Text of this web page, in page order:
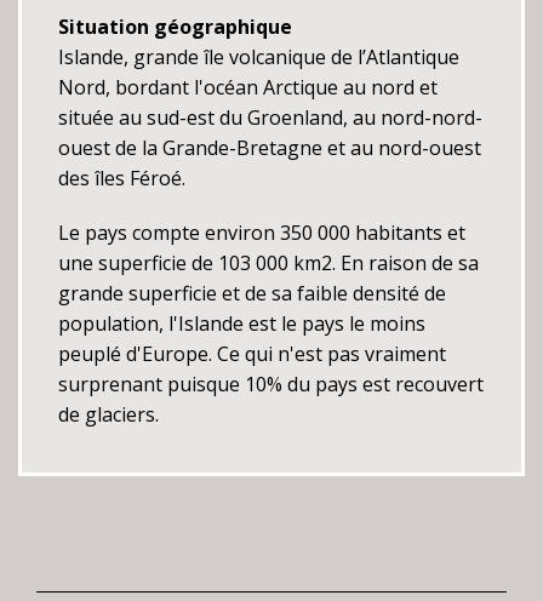
Situation géographique
Islande, grande île volcanique de l’Atlantique
Nord, bordant l'océan Arctique au nord et
située au sud-est du Groenland, au nord-nord-
ouest de la Grande-Bretagne et au nord-ouest
des îles Féroé.
Le pays compte environ 350 000 habitants et
une superficie de 103 000 km2. En raison de sa
grande superficie et de sa faible densité de
population, l'Islande est le pays le moins
peuplé d'Europe. Ce qui n'est pas vraiment
surprenant puisque 10% du pays est recouvert
de glaciers.